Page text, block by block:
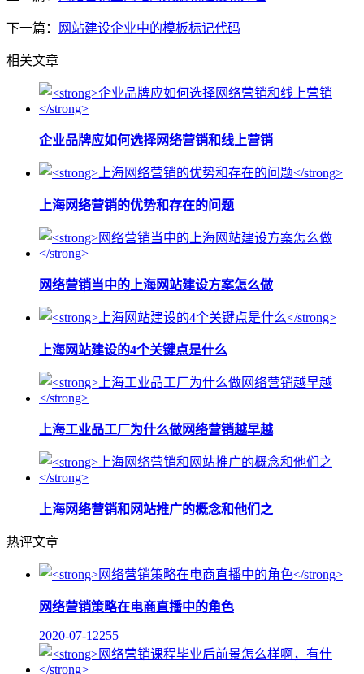
下一篇： 网站建设企业中的模板标记代码
相关文章
企业品牌应如何选择网络营销和线上营销
上海网络营销的优势和存在的问题
网络营销当中的上海网站建设方案怎么做
上海网站建设的4个关键点是什么
上海工业品工厂为什么做网络营销越早越
上海网络营销和网站推广的概念和他们之
热评文章
网络营销策略在电商直播中的角色
2020-07-12255